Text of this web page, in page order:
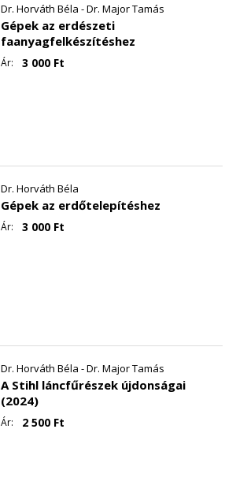
Dr. Horváth Béla - Dr. Major Tamás
Gépek az erdészeti
faanyagfelkészítéshez
Ár: 3 000 Ft
Dr. Horváth Béla
Gépek az erdőtelepítéshez
Ár: 3 000 Ft
Dr. Horváth Béla - Dr. Major Tamás
A Stihl láncfűrészek újdonságai
(2024)
Ár: 2 500 Ft